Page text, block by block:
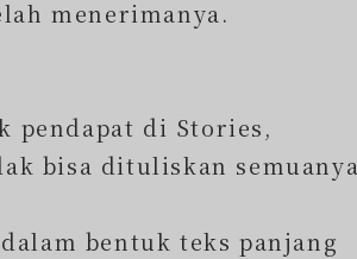
menerimanya.
pendapat di Stories,
bisa dituliskan
bentuk teks panjang